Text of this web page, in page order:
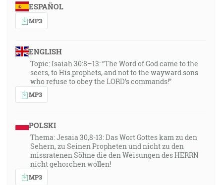
ESPAÑOL
MP3
ENGLISH
Topic: Isaiah 30:8–13: “The Word of God came to the
seers, to His prophets, and not to the wayward sons
who refuse to obey the LORD’s commands!”
MP3
POLSKI
Thema: Jesaia 30,8-13: Das Wort Gottes kam zu den
Sehern, zu Seinen Propheten und nicht zu den
missratenen Söhne die den Weisungen des HERRN
nicht gehorchen wollen!
MP3